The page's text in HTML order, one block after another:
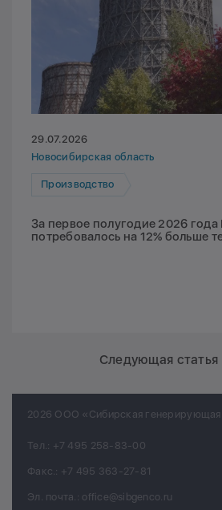
29.07.2026
Новосибирская область
Производство
За первое полугодие 2026
потребовалось на 12% больше
Следующая статья
2026 ООО «Сибирская генерирующая
Тел.: +7 495 258-83-00
Факс.: +7 495 363-27-81
Эл. почта.: office@sibgenco.ru